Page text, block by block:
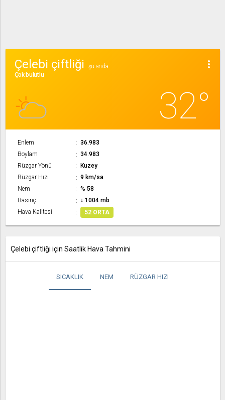
more_vert
Çelebi çiftliği
şu anda
Çok bulutlu
32°
Enlem
36.983
Boylam
34.983
Rüzgar Yönü
Kuzey
Rüzgar Hızı
9 km/sa
Nem
% 58
Basınç
↓ 1004 mb
Hava Kalitesi
52 ORTA
Çelebi çiftliği için Saatlik Hava Tahmini
SICAKLIK NEM RÜZGAR HIZI